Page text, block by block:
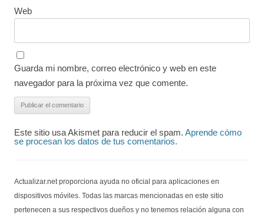
Web
Guarda mi nombre, correo electrónico y web en este
navegador para la próxima vez que comente.
Este sitio usa Akismet para reducir el spam. Aprende cómo
se procesan los datos de tus comentarios.
Actualizar.net proporciona ayuda no oficial para aplicaciones en
dispositivos móviles. Todas las marcas mencionadas en este sitio
pertenecen a sus respectivos dueños y no tenemos relación alguna con